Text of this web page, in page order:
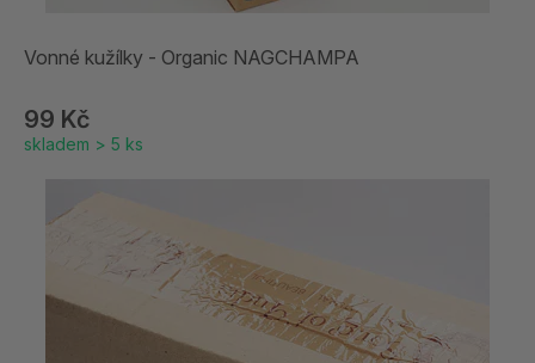
Vonné kužílky - Organic NAGCHAMPA
99 Kč
skladem > 5 ks